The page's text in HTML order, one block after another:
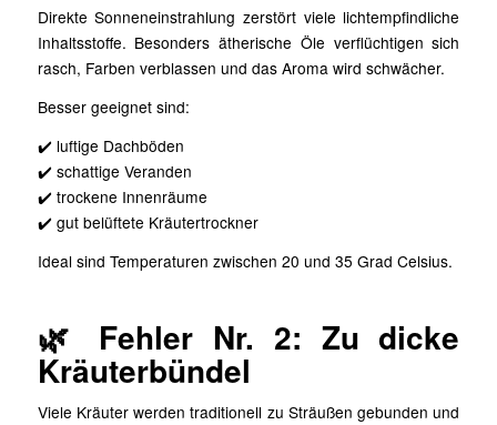
Direkte Sonneneinstrahlung zerstört viele lichtempfindliche
Inhaltsstoffe. Besonders ätherische Öle verflüchtigen sich
rasch, Farben verblassen und das Aroma wird schwächer.
Besser geeignet sind:
✔️ luftige Dachböden
✔️ schattige Veranden
✔️ trockene Innenräume
✔️ gut belüftete Kräutertrockner
Ideal sind Temperaturen zwischen 20 und 35 Grad Celsius.
🌿 Fehler Nr. 2: Zu dicke
Kräuterbündel
Viele Kräuter werden traditionell zu Sträußen gebunden und